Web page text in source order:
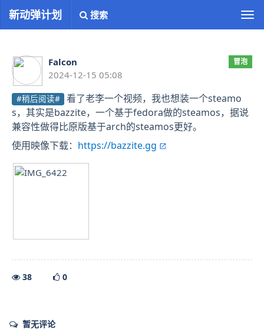
切
换
航
新动弹计划 搜索
Falcon
2024-12-15 05:08
冒泡
#稍后阅读#
看了老李一个视频，我也想装一个steamo
s，其实是bazzite，一个基于fedora做的steamos，据说
兼容性做得比原版基于arch的steamos更好。
使用映像下载： https://bazzite.gg
38 0
暂无评论